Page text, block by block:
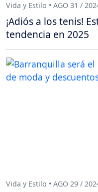
Vida y Estilo • AGO 31 /
¡Adiós a los tenis!
tendencia en 2025
Vida y Estilo • AGO 29 /